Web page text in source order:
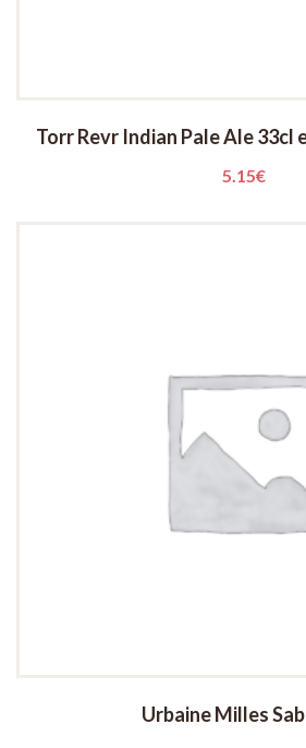
Torr Revr Indian Pale Ale 33cl
5.15€
Urbaine Milles